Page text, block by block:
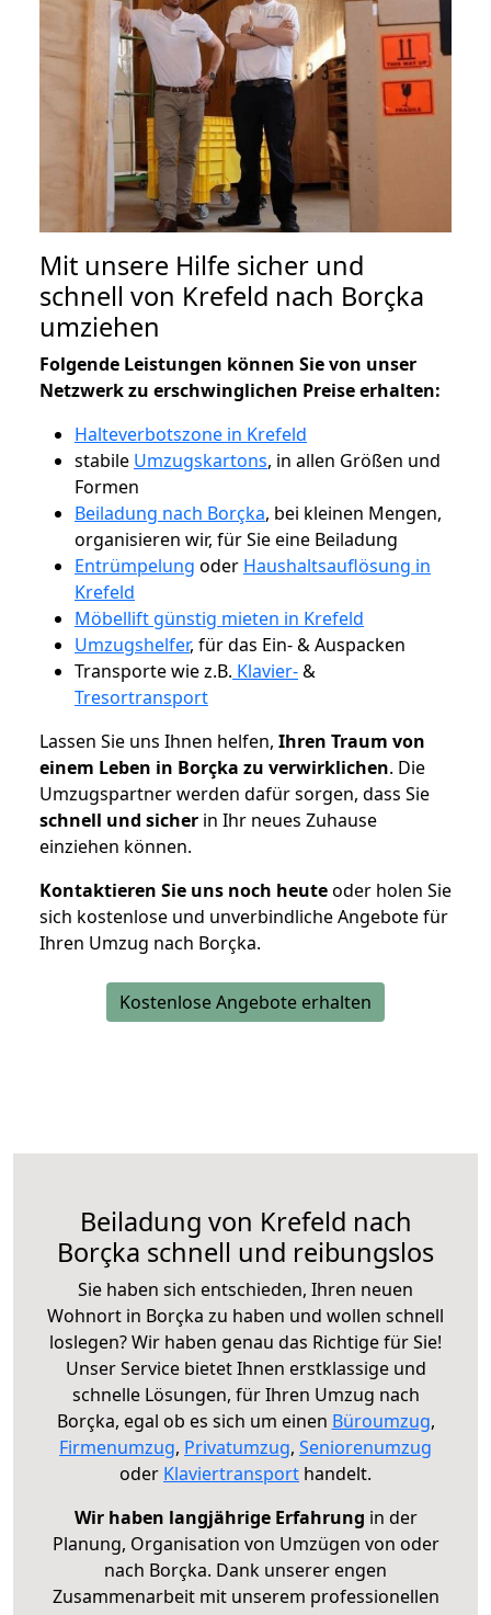
Mit unsere Hilfe sicher und
schnell von Krefeld nach Borçka
umziehen
Folgende Leistungen können Sie von unser
Netzwerk zu erschwinglichen Preise erhalten:
Halteverbotszone in Krefeld
stabile Umzugskartons, in allen Größen und
Formen
Beiladung nach Borçka, bei kleinen Mengen,
organisieren wir, für Sie eine Beiladung
Entrümpelung oder Haushaltsauflösung in
Krefeld
Möbellift günstig mieten in Krefeld
Umzugshelfer, für das Ein- & Auspacken
Transporte wie z.B. Klavier-&
Tresortransport
Lassen Sie uns Ihnen helfen, Ihren Traum von
einem Leben in Borçka zu verwirklichen. Die
Umzugspartner werden dafür sorgen, dass Sie
schnell und sicher in Ihr neues Zuhause
einziehen können.
Kontaktieren Sie uns noch heuteoder holen Sie
sich kostenlose und unverbindliche Angebote für
Ihren Umzug nach Borçka.
Kostenlose Angebote erhalten
Beiladung von Krefeld nach
Borçka schnell und reibungslos
Sie haben sich entschieden, Ihren neuen
Wohnort in Borçka zu haben und wollen schnell
loslegen? Wir haben genau das Richtige für Sie!
Unser Service bietet Ihnen erstklassige und
schnelle Lösungen, für Ihren Umzug nach
Borçka, egal ob es sich um einen Büroumzug,
Firmenumzug, Privatumzug, Seniorenumzug
oder Klaviertransport handelt.
Wir haben langjährige Erfahrung in der
Planung, Organisation von Umzügen von oder
nach Borçka. Dank unserer engen
Zusammenarbeit mit unserem professionellen